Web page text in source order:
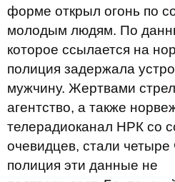
форме открыл огонь по
молодым людям. По
которое ссылается на
полиция задержала
мужчину. Жертвами
агентство, а также
телерадиоканал НРК со
очевидцев, стали четыре
полиция эти данные не